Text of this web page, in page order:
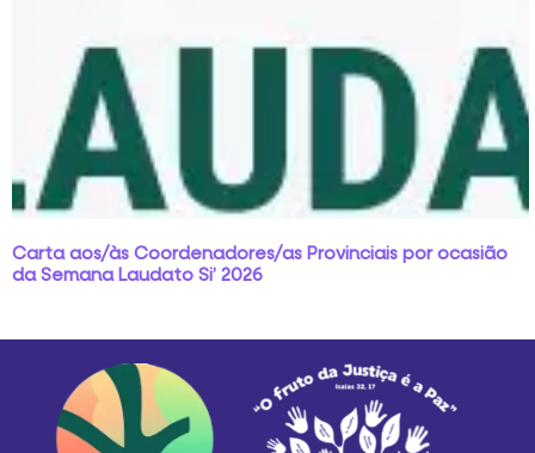
Carta aos/às Coordenadores/as Provinciais por ocasião
da Semana Laudato Si’ 2026